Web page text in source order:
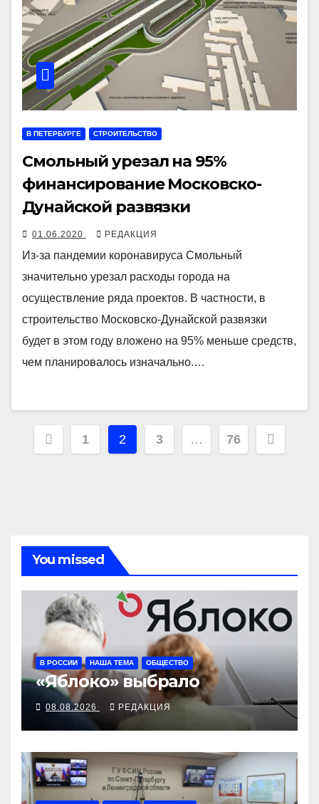
В ПЕТЕРБУРГЕ СТРОИТЕЛЬСТВО
Смольный урезал на 95%
финансирование Московско-
Дунайской развязки
01.06.2020 РЕДАКЦИЯ
Из-за пандемии коронавируса Смольный
значительно урезал расходы города на
осуществление ряда проектов. В частности, в
строительство Московско-Дунайской развязки
будет в этом году вложено на 95% меньше средств,
чем планировалось изначально.…
Навигация
1 2 3 … 76
You missed
В РОССИИ НАША ТЕМА ОБЩЕСТВО
«Яблоко» выбрало
08.08.2026 РЕДАКЦИЯ